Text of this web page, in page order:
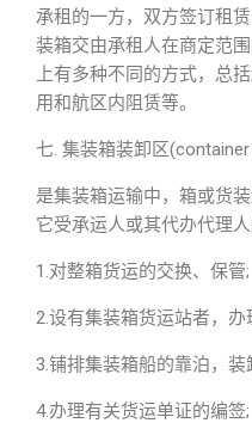
承租的一方，双方签订租
装箱交由承租人在商定范
上有多种不同的方式，总
用和航区内阻赁等。
七. 集装箱装卸区
是集装箱运输中，箱或货
它受承运人或其代办代理
1.对整箱货运的交换、保管;
2.设有集装箱货运站者，办
3.铺排集装箱船的靠泊，
4.办理有关货运单证的编签;